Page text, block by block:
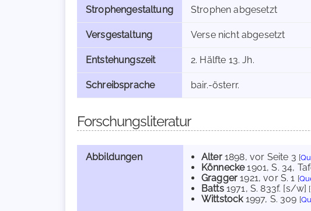
Strophengestaltung Strophen abgesetzt
Versgestaltung Verse nicht abgesetzt
Entstehungszeit 2. Hälfte 13. Jh.
Schreibsprache bair.-österr.
Forschungsliteratur
Abbildungen Alter1898, vor Seite 3 [
Könnecke1901, S. 34,
Gragger 1921, vor S. 1 [
Batts1971, S. 833f. [s/w] [
Wittstock1997, S. 309 [